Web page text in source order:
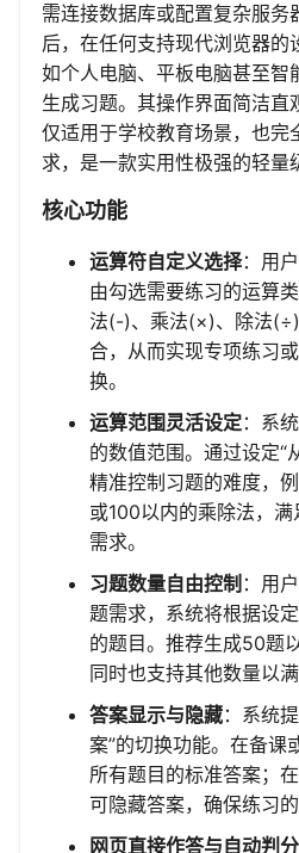
需连接数据库或配置复杂服务
后，在任何支持现代浏览器的
如个人电脑、平板电脑甚至智
生成习题。其操作界面简洁直
仅适用于学校教育场景，也完
求，是一款实用性极强的轻量
核心功能
运算符自定义选择：用
由勾选需要练习的运算
法(-)、乘法(×)、除法
合，从而实现专项练习
换。
运算范围灵活设定：系
的数值范围。通过设定“
精准控制习题的难度，
或100以内的乘除法，
需求。
习题数量自由控制 ：用
题需求，系统将根据设
的题目。推荐生成50题
同时也支持其他数量以满
答案显示与隐藏：系统
案”的切换功能。在备课
所有题目的标准答案；
可隐藏答案，确保练习的
网页直接作答与自动判分